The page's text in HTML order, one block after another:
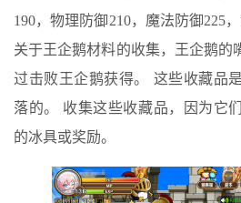
190，物理防御210，魔法防御225
关于王企鹅材料的收集，王企鹅的
过击败王企鹅获得。 这些收藏品
落的。 收集这些收藏品，因为它
的冰具或奖励。